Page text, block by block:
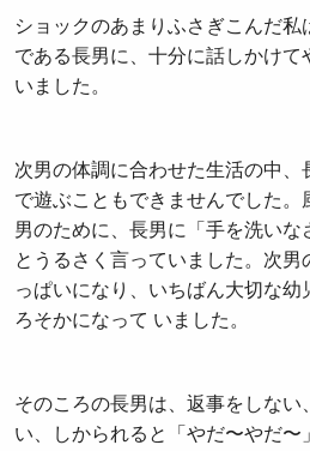
ショックのあまりふさぎこんだ
である長男に、十分に話しかけて
いました。
次男の体調に合わせた生活の中
で遊ぶこともできませんでした
男のために、長男に「手を洗いな
とうるさく言っていました。次
っぱいになり、いちばん大切な
ろそかになって いました。
そのころの長男は、返事をしな
い、しかられると「やだ〜やだ